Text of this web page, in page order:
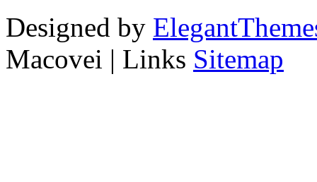
Designed by
Macovei | Links Sitemap